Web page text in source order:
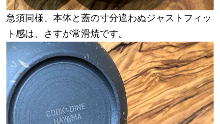
急須同様、本体と蓋の寸分違わぬジャストフィッ
ト感は、さすが常滑焼です。